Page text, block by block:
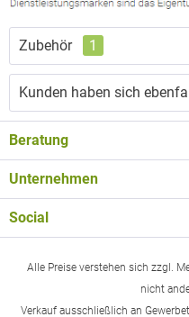
Zubehör 1
Kunden haben sich
Beratung
Unternehmen
Social
Alle Preise verstehen sich zzgl.
nicht
Verkauf ausschließlich an